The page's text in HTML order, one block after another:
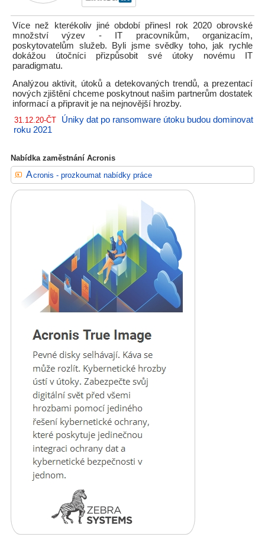
Více než kterékoliv jiné období přinesl rok 2020 obrovské
množství výzev - IT pracovníkům, organizacím,
poskytovatelům služeb. Byli jsme svědky toho, jak rychle
dokážou útočníci přizpůsobit své útoky novému IT
paradigmatu.
Analýzou aktivit, útoků a detekovaných trendů, a prezentací
nových zjištění chceme poskytnout našim partnerům dostatek
informací a připravit je na nejnovější hrozby.
31.12.20-ČT
Úniky dat po ransomware útoku budou dominovat
roku 2021
Nabídka zaměstnání Acronis
Acronis - prozkoumat nabídky práce